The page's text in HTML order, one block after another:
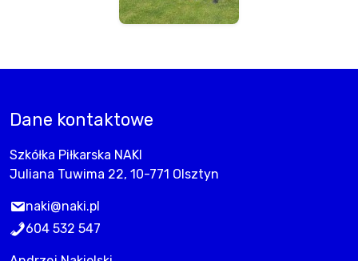
Dane kontaktowe
Szkółka Piłkarska NAKI
Juliana Tuwima 22, 10-771 Olsztyn
naki@naki.pl
604 532 547